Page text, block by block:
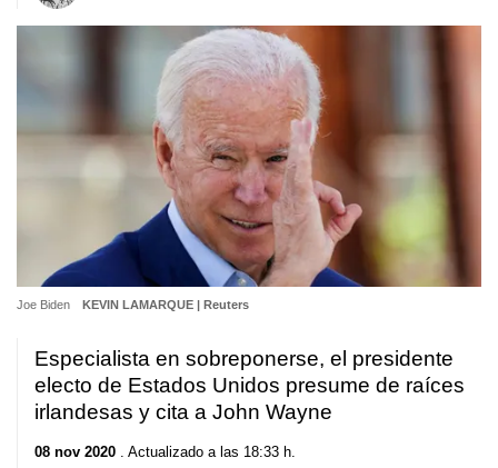
Joe Biden KEVIN LAMARQUE | Reuters
Especialista en sobreponerse, el presidente
electo de Estados Unidos presume de raíces
irlandesas y cita a John Wayne
08 nov 2020 . Actualizado a las 18:33 h.